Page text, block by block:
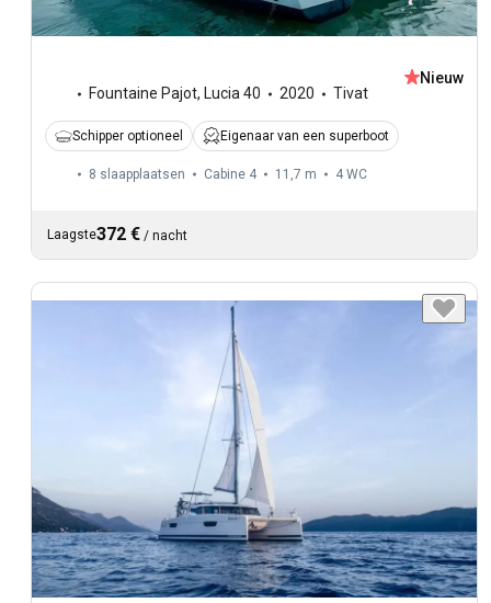
Fountaine Pajot, Lucia 40 2020 Tivat
Nieuw
Schipper optioneel Eigenaar van een superboot
8 slaapplaatsen Cabine 4 11,7 m 4 WC
Laagste372 € / nacht